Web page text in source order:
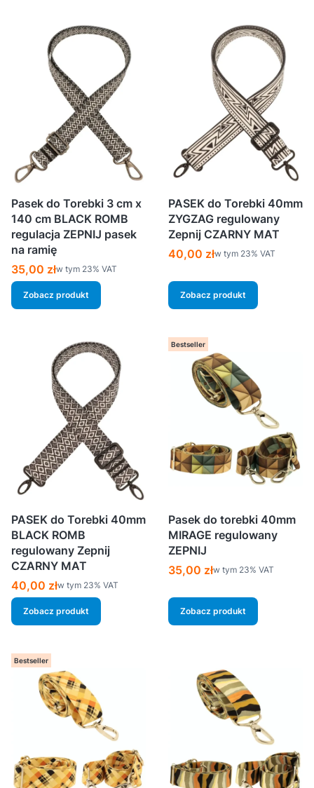
Pasek do Torebki 3 cm x
140 cm BLACK ROMB
regulacja ZEPNIJ pasek
na ramię
Cena brutto
35,00 złw tym %s VAT
w tym 23% VAT
Zobacz produkt
PASEK do Torebki 40mm
ZYGZAG regulowany
Zepnij CZARNY MAT
Cena brutto
40,00 złw tym %s VAT
w tym 23% VAT
Zobacz produkt
PASEK do Torebki 40mm
BLACK ROMB
regulowany Zepnij
CZARNY MAT
Cena brutto
40,00 złw tym %s VAT
w tym 23% VAT
Zobacz produkt
Bestseller
Pasek do torebki 40mm
MIRAGE regulowany
ZEPNIJ
Cena brutto
35,00 złw tym %s VAT
w tym 23% VAT
Zobacz produkt
Bestseller